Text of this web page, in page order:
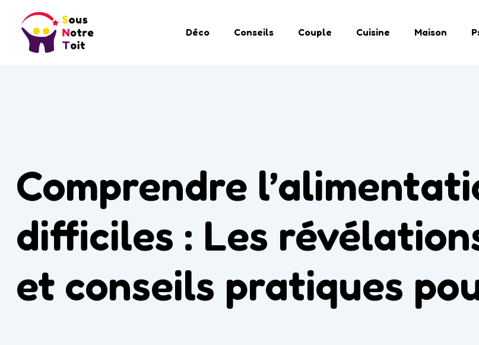
Déco Conseils Couple Cuisine Maison
Comprendre
difficiles : Les
et conseils pratiques